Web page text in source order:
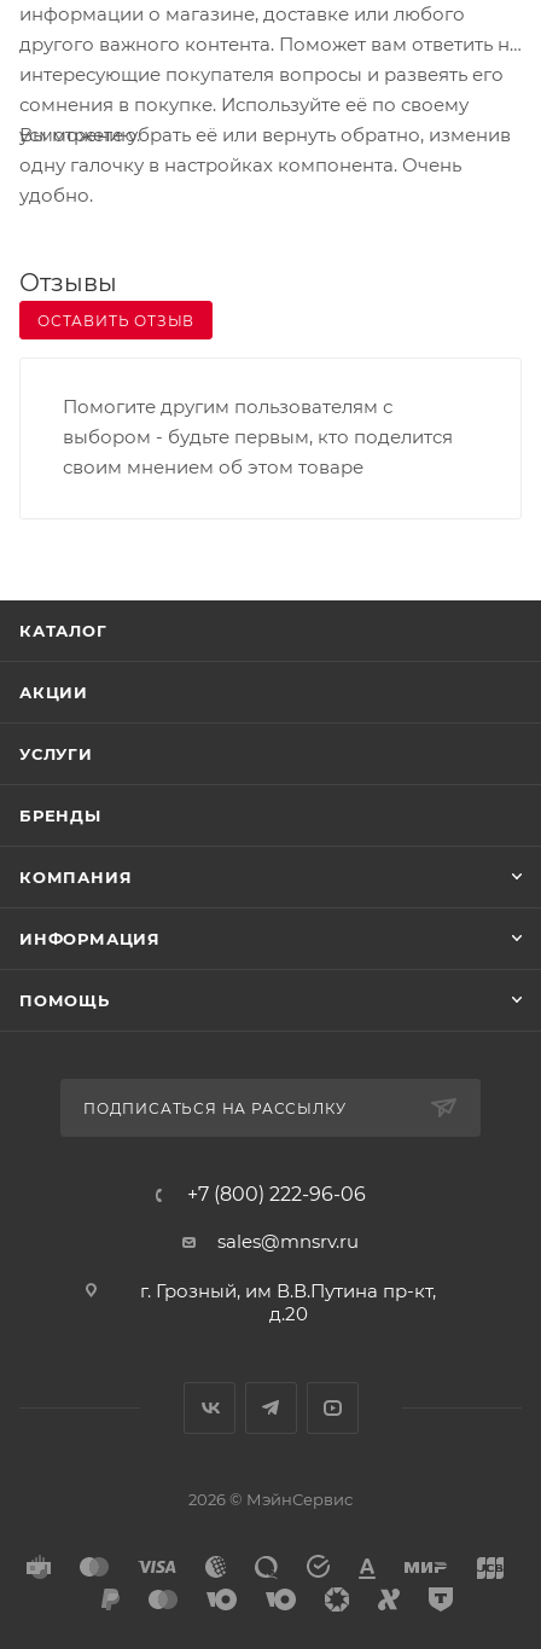
информации о магазине, доставке или любого
другого важного контента. Поможет вам ответить на
интересующие покупателя вопросы и развеять его
сомнения в покупке. Используйте её по своему
усмотрению.
Вы можете убрать её или вернуть обратно, изменив
одну галочку в настройках компонента. Очень
удобно.
Отзывы
ОСТАВИТЬ ОТЗЫВ
Помогите другим пользователям с
выбором - будьте первым, кто поделится
своим мнением об этом товаре
КАТАЛОГ
АКЦИИ
УСЛУГИ
БРЕНДЫ
КОМПАНИЯ
ИНФОРМАЦИЯ
ПОМОЩЬ
ПОДПИСАТЬСЯ НА РАССЫЛКУ
+7 (800) 222-96-06
sales@mnsrv.ru
г. Грозный, им В.В.Путина пр-кт,
д.20
2026 © МэйнСервис